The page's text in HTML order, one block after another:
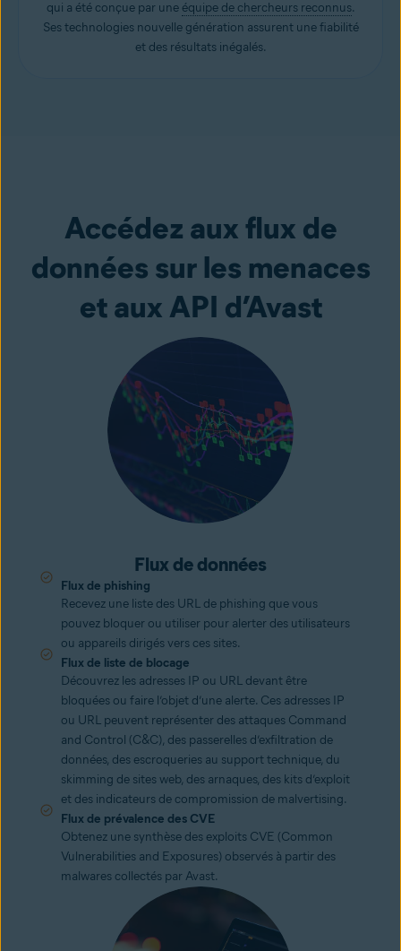
qui a été conçue par une équipe de chercheurs reconnus.
Ses technologies nouvelle génération assurent une fiabilité
et des résultats inégalés.
Accédez aux flux de
données sur les menaces
et aux API d’Avast
Flux de données
Flux de phishing
Recevez une liste des URL de phishing que vous
pouvez bloquer ou utiliser pour alerter des utilisateurs
ou appareils dirigés vers ces sites.
Flux de liste de blocage
Découvrez les adresses IP ou URL devant être
bloquées ou faire l’objet d’une alerte. Ces adresses IP
ou URL peuvent représenter des attaques Command
and Control (C&C), des passerelles d’exfiltration de
données, des escroqueries au support technique, du
skimming de sites web, des arnaques, des kits d’exploit
et des indicateurs de compromission de malvertising.
Flux de prévalence des CVE
Obtenez une synthèse des exploits CVE (Common
Vulnerabilities and Exposures) observés à partir des
malwares collectés par Avast.